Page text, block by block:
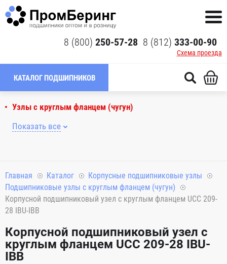
8 (800) 250-57-28 8 (812) 333-00-90
Схема проезда
КАТАЛОГ ПОДШИПНИКОВ
Узлы с круглым фланцем (чугун)
Показать все
Главная Каталог
Корпусные подшипниковые узлы
Подшипниковые узлы с круглым фланцем (чугун)
Корпусной подшипниковый узел с круглым фланцем UCC 209-
28 IBU-IBB
Корпусной подшипниковый узел с
круглым фланцем UCC 209-28 IBU-
IBB